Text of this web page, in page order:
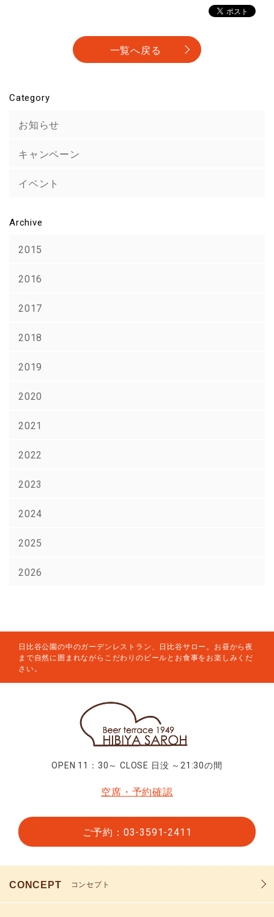
一覧へ戻る
Category
お知らせ
キャンペーン
イベント
Archive
2015
2016
2017
2018
2019
2020
2021
2022
2023
2024
2025
2026
日比谷公園の中のガーデンレストラン、日比谷サロー。お昼から夜
まで自然に囲まれながらこだわりのビールとお食事をお楽しみくだ
さい。
OPEN 11：30～ CLOSE 日没 ～21:30の間
空席・予約確認
ご予約：03-3591-2411
コンセプト
CONCEPT